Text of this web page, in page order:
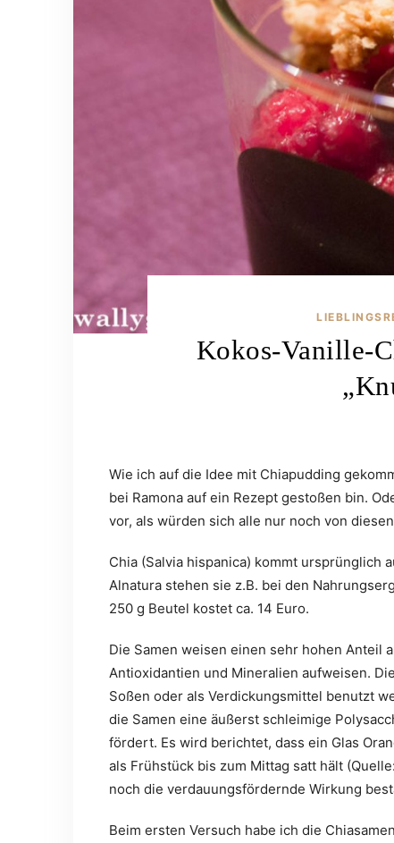
Kokos-Vanille-
Wie ich auf die Idee mit Chiapudding
bei Ramona auf ein Rezept gestoßen bin.
vor, als würden sich alle nur noch von
Chia (Salvia hispanica) kommt ursprünglich
Alnatura stehen sie z.B. bei den
250 g Beutel kostet ca. 14 Euro.
Die Samen weisen einen sehr hohen Anteil
Antioxidantien und Mineralien aufweisen.
Soßen oder als Verdickungsmittel benutzt
die Samen eine äußerst schleimige
fördert. Es wird berichtet, dass ein Glas
als Frühstück bis zum Mittag satt hält (Quelle:
noch die verdauungsfördernde Wirkung
Beim ersten Versuch habe ich die